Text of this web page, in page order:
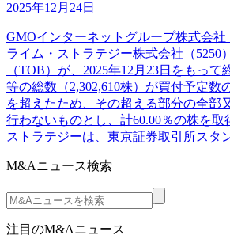
2025年12月24日
GMOインターネットグループ株式会社
ライム・ストラテジー株式会社（5250
（TOB）が、2025年12月23日をもっ
等の総数（2,302,610株）が買付予定数
を超えたため、その超える部分の全部
行わないものとし、計60.00％の株を取
ストラテジーは、東京証券取引所スタ
M&Aニュース検索
注目のM&Aニュース